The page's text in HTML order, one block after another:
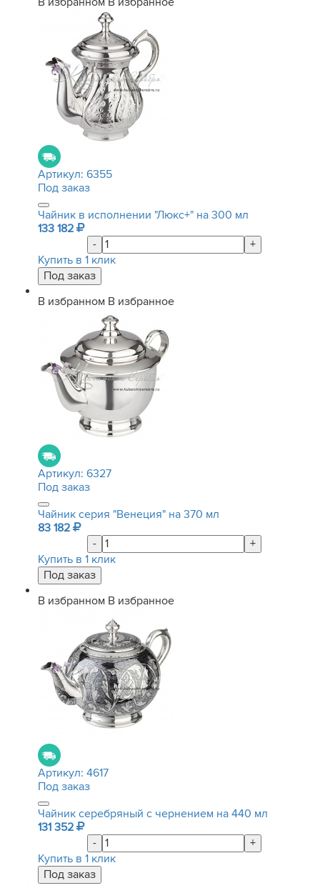
Артикул: 6355
Под заказ
Чайник в исполнении "Люкс+" на 300 мл
133 182
-
+
Купить в 1 клик
В избранном В избранное
Артикул: 6327
Под заказ
Чайник серия "Венеция" на 370 мл
83 182
-
+
Купить в 1 клик
В избранном В избранное
Артикул: 4617
Под заказ
Чайник серебряный с чернением на 440 мл
131 352
-
+
Купить в 1 клик